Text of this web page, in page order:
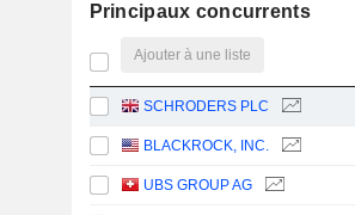
Principaux concurrents
Ajouter à une liste
SCHRODERS PLC
BLACKROCK, INC.
UBS GROUP AG